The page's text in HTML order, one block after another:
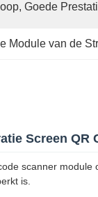
Goede
Module van de
Screen QR
scanner
is.